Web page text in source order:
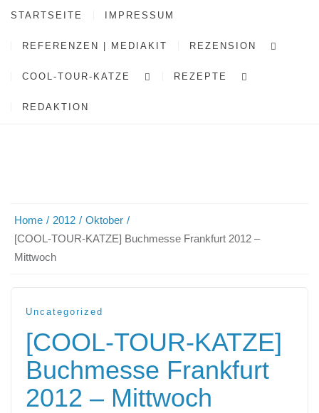
STARTSEITE IMPRESSUM
REFERENZEN | MEDIAKIT REZENSION
COOL-TOUR-KATZE REZEPTE
REDAKTION
Home 2012
Oktober
[COOL-TOUR-KATZE] Buchmesse Frankfurt 2012 –
Mittwoch
Uncategorized
[COOL-TOUR-KATZE]
Buchmesse Frankfurt
2012 – Mittwoch